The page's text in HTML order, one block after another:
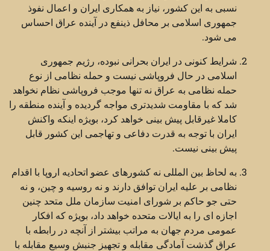
نسبی به این کشور، نیاز به همکاری ایران و اعمال نفوذ
جمهوری اسلامی بر محافل ذینفع در آینده عراق احساس
می شود.
شرایط کنونی در ایران بحرانی نبوده، رژیم جمهوری
اسلامی در حال فروپاشی نیست و حمله نظامی از نوع
حمله نظامی به عراق نه تنها موجب فروپاشی نظام نخواهد
شد که با مقاومت شدیدتری مواجه گردیده و آینده منطقه را
کاملا غیرقابل پیش بینی خواهد کرد، بویژه اینکه واکنش
ایران با توجه به قدرت دفاعی و تهاجمی این کشور قابل
پیش بینی نیست.
به لحاظ بین المللی نه کشورهای عضو اتحادیه اروپا با اقدام
نظامی بر علیه ایران توافق دارند و نه روسیه و چین، و نه
حتی جو حاکم بر شورای امنیت سازمان ملل متحد چنین
اجازه ای را به ایالات متحده خواهد داد، بویژه که افکار
عمومی مردم جهان به مراتب بیشتر از آنچه در رابطه با
عراق گذشت آمادگی مقابله و تجهیز جنبش وسیع مقابله با